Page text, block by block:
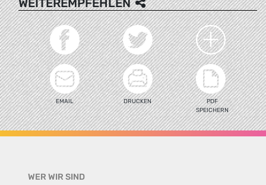
WEITEREMPFEHLEN
EMAIL DRUCKEN
PDF
SPEICHERN
WER WIR SIND